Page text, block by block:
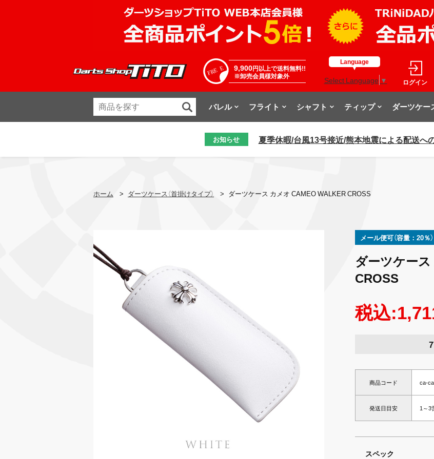
9,900円以上で送料無料!!
※卸売会員様対象外
Language
Select Language ▼ ログイン
バレル フライト シャフト ティップ ダーツケー
お知らせ 夏季休暇/台風13号接近/熊本地震による配送へ
ホーム > ダーツケース（首掛けタイプ） > ダーツケース カメオ CAMEO WALKER CROSS
メール便可（容量：20％）
ダーツケー
CROSS
税込
商品コード ca-
発送日目安 1～3
スペック